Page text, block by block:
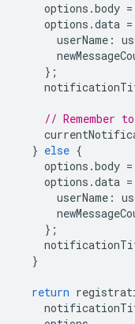
options .body =
options .data =
userName :
};
// Remember
} else {
options .body =
options .data =
userName :
};
}
return